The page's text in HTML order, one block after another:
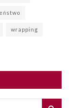
wrapping